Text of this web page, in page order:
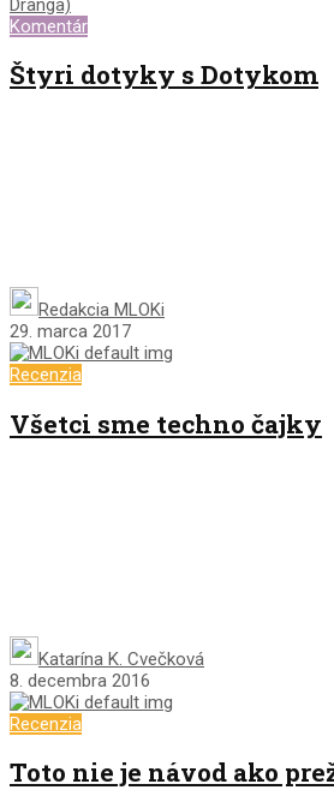
Komentár
Štyri dotyky s Dotykom
Redakcia MLOKi
29. marca 2017
Recenzia
Všetci sme techno čajky
Katarína K. Cvečková
8. decembra 2016
Recenzia
Toto nie je návod ako